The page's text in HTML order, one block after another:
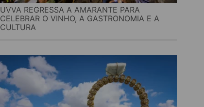
UVVA REGRESSA A AMARANTE PARA
CELEBRAR O VINHO, A GASTRONOMIA E A
CULTURA